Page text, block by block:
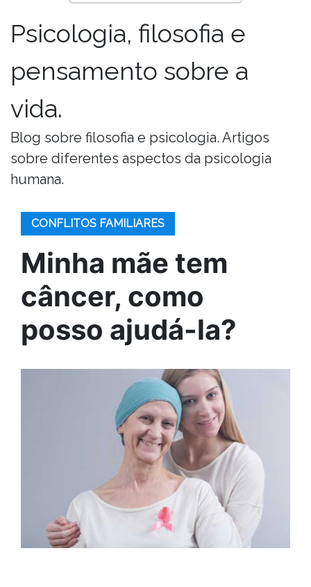
Psicologia, filosofia e
pensamento sobre a
vida.
Blog sobre filosofia e psicologia. Artigos
sobre diferentes aspectos da psicologia
humana.
CONFLITOS FAMILIARES
Minha mãe tem
câncer, como
posso ajudá-la?